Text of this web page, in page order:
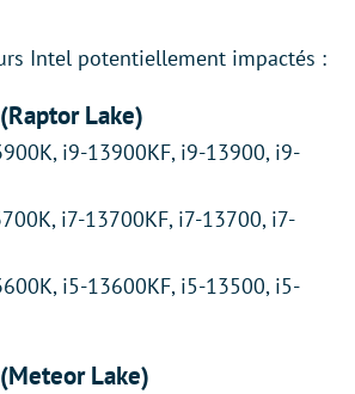
Intel potentiellement impactés :
Lake)
i9-13900KF, i9-13900, i9-
i7-13700KF, i7-13700, i7-
i5-13600KF, i5-13500, i5-
Lake)